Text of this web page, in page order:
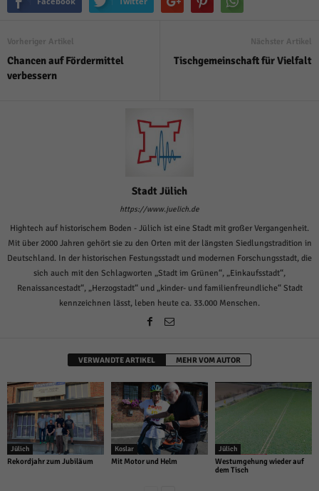
Vorheriger Artikel
Chancen auf Fördermittel
verbessern
Nächster Artikel
Tischgemeinschaft für Vielfalt
Stadt Jülich
https://www.juelich.de
Hightech auf historischem Boden - Jülich ist eine Stadt mit großer Vergangenheit.
Mit über 2000 Jahren gehört sie zu den Orten mit der längsten Siedlungstradition in
Deutschland. In der historischen Festungsstadt und modernen Forschungsstadt, die
sich auch mit den Schlagworten „Stadt im Grünen“, „Einkaufsstadt“,
Renaissancestadt“, „Herzogstadt“ und „kinder- und familienfreundliche“ Stadt
kennzeichnen lässt, leben heute ca. 33.000 Menschen.
VERWANDTE ARTIKEL MEHR VOM AUTOR
Jülich
Rekordjahr zum Jubiläum
Koslar
Mit Motor und Helm
Jülich
Westumgehung wieder auf
dem Tisch